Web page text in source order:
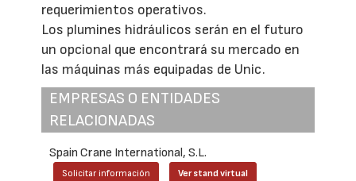
requerimientos operativos.
Los plumines hidráulicos serán en el futuro
un opcional que encontrará su mercado en
las máquinas más equipadas de Unic.
EMPRESAS O ENTIDADES
RELACIONADAS
Spain Crane International, S.L.
Solicitar información Ver stand virtual